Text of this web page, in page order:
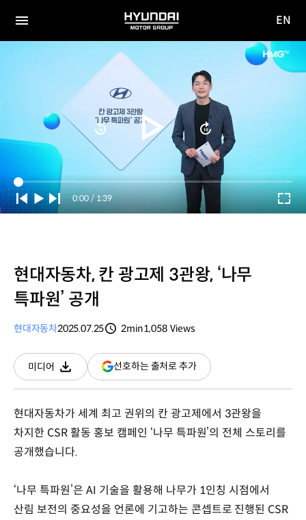
전체
HYUNDAI
MOTOR
GROUP
사이
이동
EN
Current
Time
0:00 / Duration
1:39
현대자동차, 칸 광고제 3관왕, ‘나무
특파원’ 공개
현대자동차2025.07.25
2min1,058 Views
미디어
다운로드
선호하는 출처로 추가(새
창
현대자동차가 세계 최고 권위의 칸 광고제에서 3관왕을
차지한 CSR 활동 홍보 캠페인 ‘나무 특파원’의 전체 스토리를
공개했습니다.
‘나무 특파원’은 AI 기술을 활용해 나무가 1인칭 시점에서
산림 보전의 중요성을 언론에 기고하는 콘셉트로 진행된 CSR